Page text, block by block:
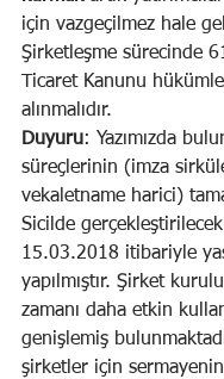
için vazgeçilmez hale
Şirketleşme sürecinde
Ticaret Kanunu
alınmalıdır.
Duyuru: Yazımızda
süreçlerinin (imza
vekaletname harici)
Sicilde
15.03.2018 itibariyle
yapılmıştır. Şirket
zamanı daha etkin
genişlemiş
şirketler için